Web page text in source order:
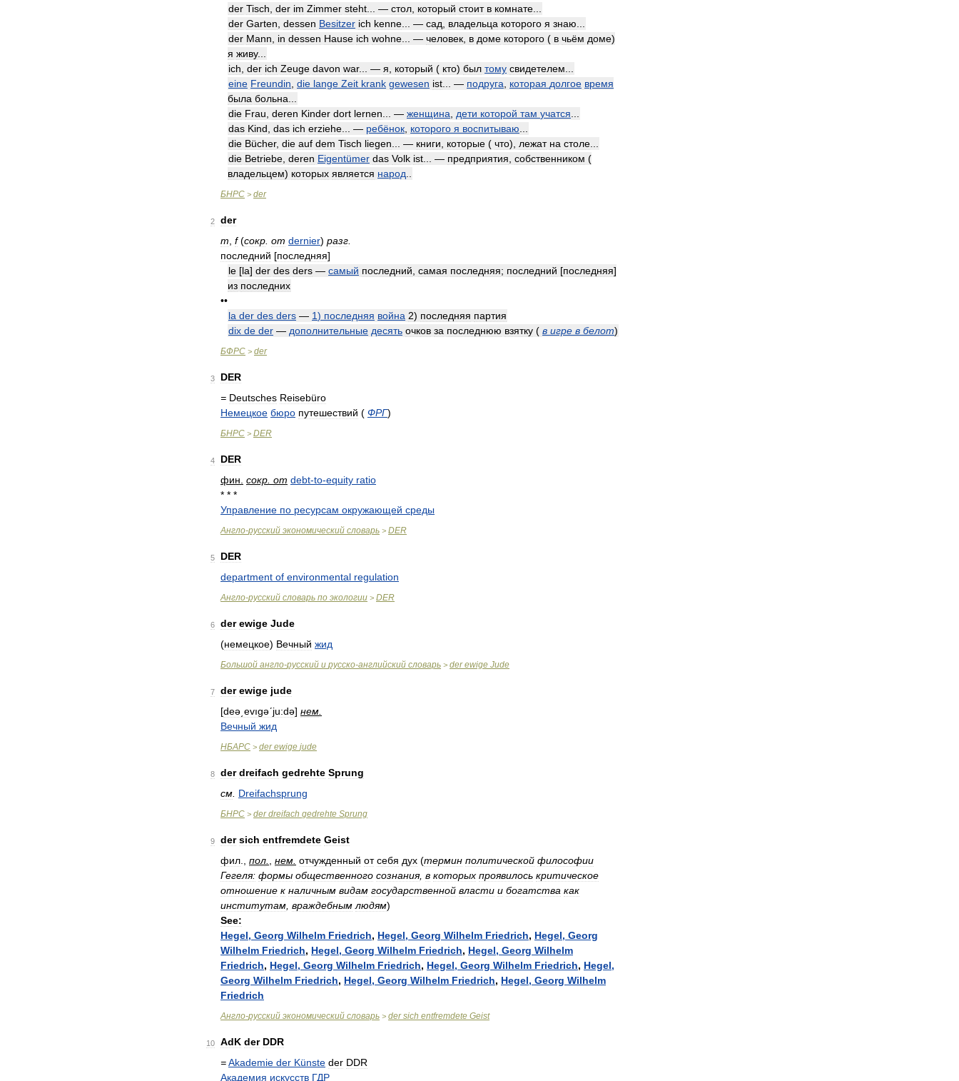
der Tisch der im Zimmer steht ... — стол который стоит в комнате
der Garten dessen Besitzer ich kenne ... — сад владельца которого я знаю
der Mann in dessen Hause ich wohne ... — человек в доме которого ( в чьём доме)
я живу...
ich der ich Zeuge davon war... — я который ( кто) был тому свидетелем
eine Freundin die lange Zeit krank gewesen ist ... — подруга которая долгое время
была больна
die Frau deren Kinder dort lernen ... — женщина дети которой там учатся
das Kind das ich erziehe ... — ребёнок которого я воспитываю
die Bücher, die auf dem Tisch liegen ... — книги которые ( что), лежат на столе
die Betriebe deren Eigentümer das Volk ist ... — предприятия собственником (
владельцем) которых является народ
БНРС > der
2
der
m f(сокр от dernier) разг
последний [последняя]
le [la] der des ders — самый последний самая последняя; последний [последняя]
из последних
••
la der des ders — 1) последняя война 2) последняя партия
dix de der — дополнительные десять очков за последнюю взятку ( в игре в белот)
БФРС > der
3
DER
= Deutsches Reisebüro
Немецкое бюро путешествий ( ФРГ)
БНРС > DER
4
DER
фин сокр от debt-to-equity ratio
* * *
Управление по ресурсам окружающей среды
Англо-русский экономический словарь > DER
5
DER
department of environmental regulation
Англо-русский словарь по экологии > DER
6 der ewige Jude
(немецкое) Вечный жид
Большой англо-русский и русско-английский словарь > der ewige Jude
7 der ewige jude
[deə͵evıgəʹju:də] нем
Вечный жид
НБАРС > der ewige jude
8 der dreifach gedrehte Sprung
см Dreifachsprung
БНРС > der dreifach gedrehte Sprung
9 der sich entfremdete Geist
фил
пол нем отчужденный от себя дух (термин политической философии
Гегеля: формы общественного сознания, в которых проявилось критическое
отношение к наличным видам государственной власти и богатства как
институтам враждебным людям)
See:
Hegel, Georg Wilhelm Friedrich, Hegel, Georg Wilhelm Friedrich, Hegel, Georg
Wilhelm Friedrich, Hegel, Georg Wilhelm Friedrich, Hegel, Georg Wilhelm
Friedrich, Hegel, Georg Wilhelm Friedrich, Hegel, Georg Wilhelm Friedrich, Hegel,
Georg Wilhelm Friedrich, Hegel, Georg Wilhelm Friedrich, Hegel, Georg Wilhelm
Friedrich
Англо-русский экономический словарь > der sich entfremdete Geist
10 AdK der DDR
=Akademie der Künste der DDR
Академия искусств ГДР